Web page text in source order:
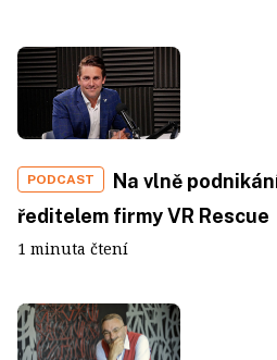
PODCAST
Na vlně
ředitelem firmy VR Rescue
1 minuta čtení